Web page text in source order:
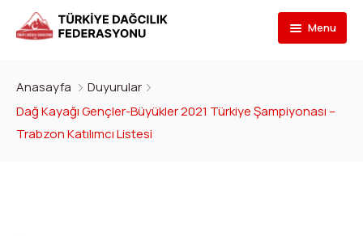
Menu
İletişim
Tarihçe
Branşlar
Dağcılık
Kulüpler
Anasayfa
Duyurular
Dağ Kayağı Gençler-Büyükler 2021 Türkiye Şampiyonası –
Trabzon Katılımcı Listesi